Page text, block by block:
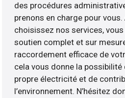
des procédures
prenons en charge pour
choisissez nos services, vous
soutien complet et sur
raccordement efficace de
cela vous donne la
propre électricité et de
l’environnement. N’hésitez